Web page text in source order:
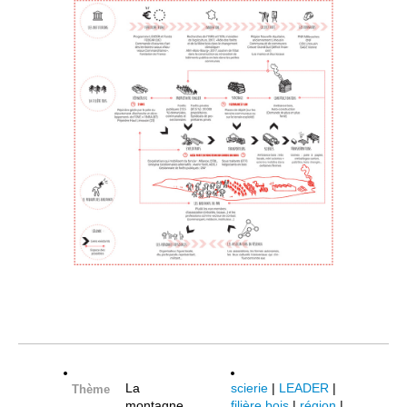
Thème
La
scierie | LEADER |